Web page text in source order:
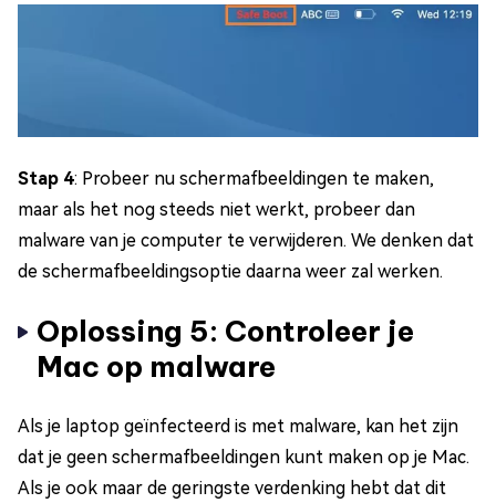
Stap 4: Probeer nu schermafbeeldingen te maken,
maar als het nog steeds niet werkt, probeer dan
malware van je computer te verwijderen. We denken dat
de schermafbeeldingsoptie daarna weer zal werken.
Oplossing 5: Controleer je
Mac op malware
Als je laptop geïnfecteerd is met malware, kan het zijn
dat je geen schermafbeeldingen kunt maken op je Mac.
Als je ook maar de geringste verdenking hebt dat dit